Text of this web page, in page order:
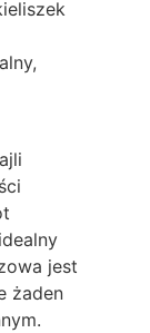
jest
żaden